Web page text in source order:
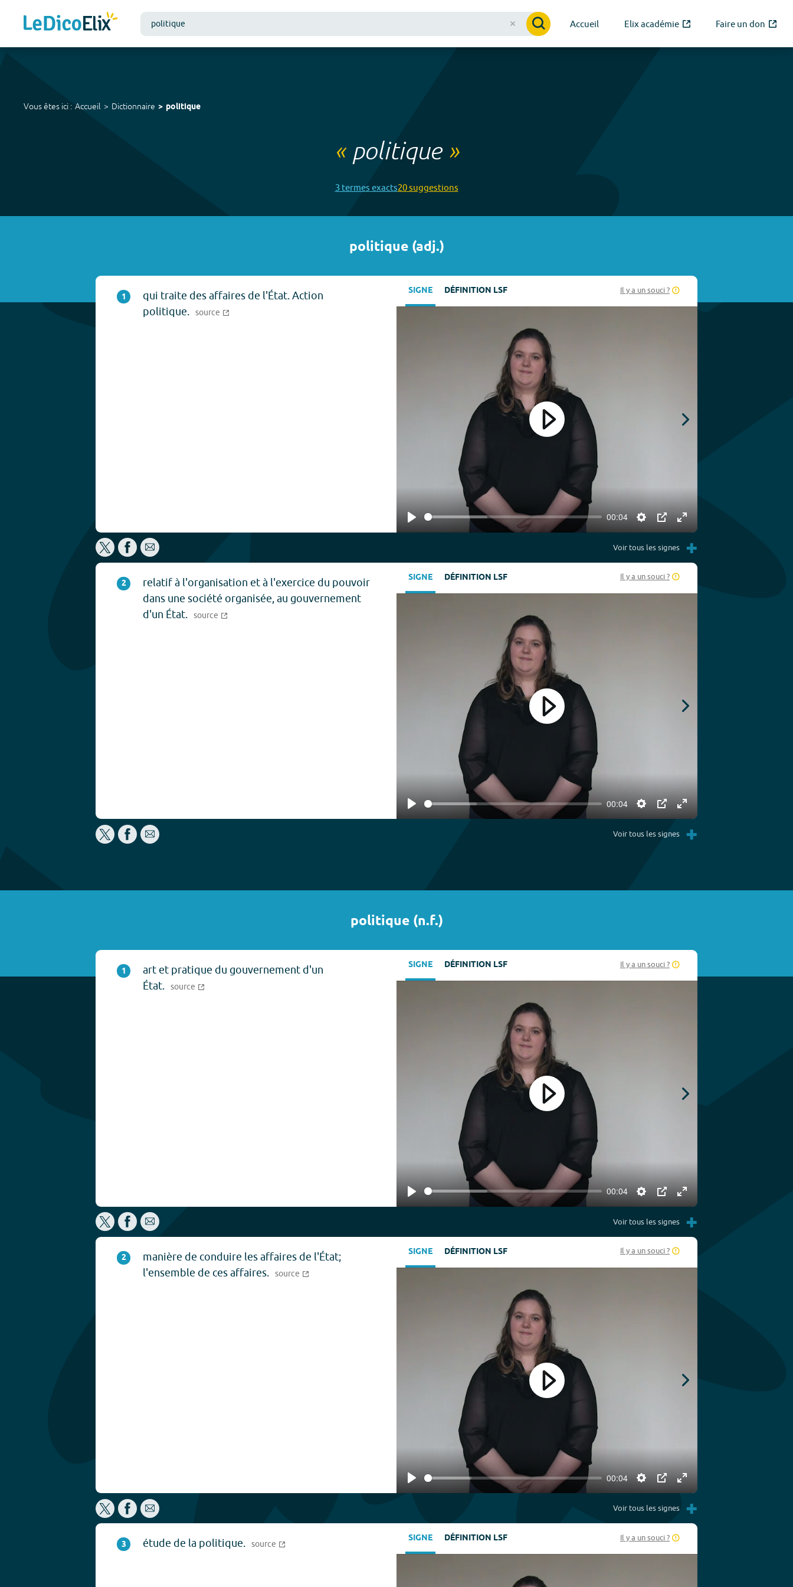
Accueil Elix académie Faire un don
Vous êtes ici : Accueil Dictionnaire politique
« politique»
3termes exacts20suggestions
politique(adj.)
1
qui traite des affaires de l'État. Action
politique. source
SIGNE DÉFINITION LSF Il y a un souci ?
Play
00:04
Settings
PIP Enter
fullscreen
Play
Voir tous les signes +
2
relatif à l'organisation et à l'exercice du pouvoir
dans une société organisée, au gouvernement
d'un État. source
SIGNE DÉFINITION LSF Il y a un souci ?
Play
00:04
Settings
PIP Enter
fullscreen
Play
Voir tous les signes +
politique(n.f.)
1
art et pratique du gouvernement d'un
État. source
SIGNE DÉFINITION LSF Il y a un souci ?
Play
00:04
Settings
PIP Enter
fullscreen
Play
Voir tous les signes +
2
manière de conduire les affaires de l'État;
l'ensemble de ces affaires. source
SIGNE DÉFINITION LSF Il y a un souci ?
Play
00:04
Settings
PIP Enter
fullscreen
Play
Voir tous les signes +
3 étude de la politique. source SIGNE DÉFINITION LSF Il y a un souci ?